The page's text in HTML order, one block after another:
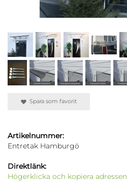
Spara som favorit
Artikelnummer:
Entretak Hamburgö
Direktlänk:
Högerklicka och kopiera adressen